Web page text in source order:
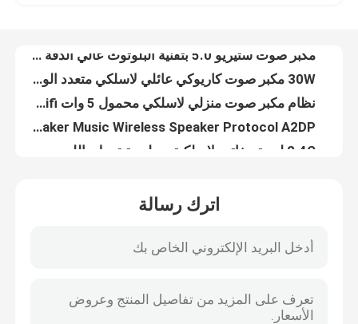
مراقبة الجودة
اتصل بنا
لوحة مفاتيح وماوس كمبيوتر سلكي
نظام مكبر صوت منزلي لاسلكي محمول 5 وات Hifi بتقنية البلوتوث نظام مكبر صوت منزلي TF U-Disk FM Aux
اترك رسالة